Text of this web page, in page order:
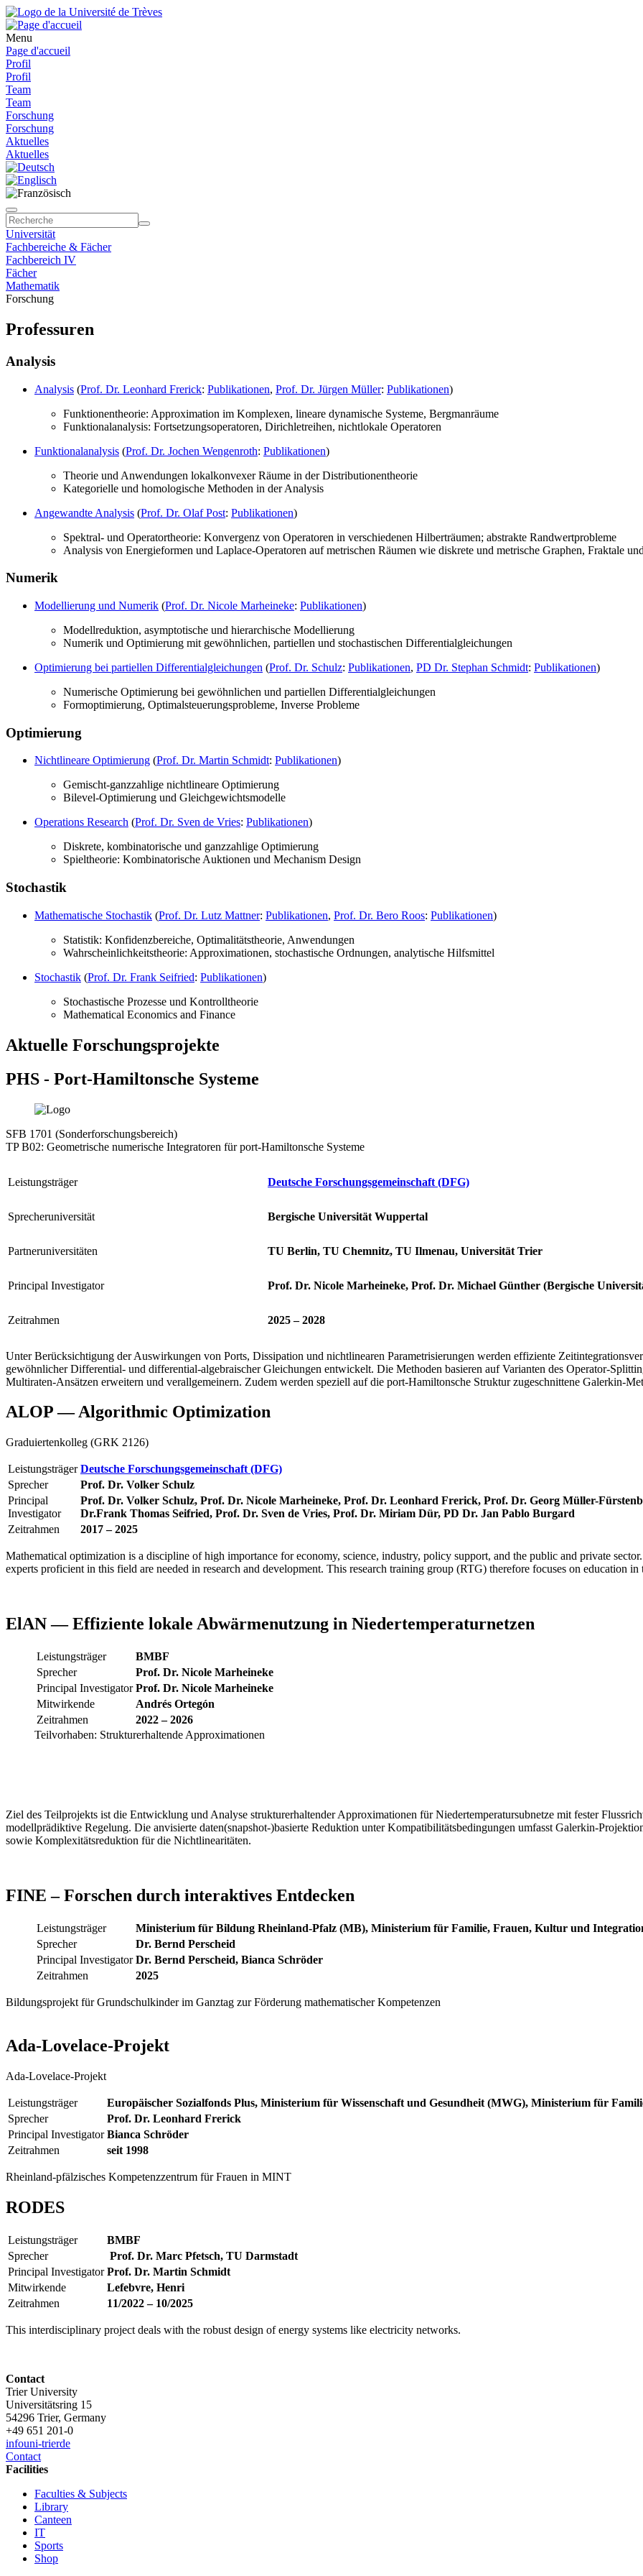
Menu
Page d'accueil
Profil
Profil
Team
Team
Forschung
Forschung
Aktuelles
Aktuelles
Universität
Fachbereiche & Fächer
Fachbereich IV
Fächer
Mathematik
Forschung
Professuren
Analysis
Analysis (Prof. Dr. Leonhard Frerick: Publikationen, Prof. Dr. Jürgen Müller: Publikationen)
Funktionentheorie: Approximation im Komplexen, lineare dynamische Systeme, Bergmanräume
Funktionalanalysis: Fortsetzungsoperatoren, Dirichletreihen, nichtlokale Operatoren
Funktionalanalysis (Prof. Dr. Jochen Wengenroth: Publikationen)
Theorie und Anwendungen lokalkonvexer Räume in der Distributionentheorie
Kategorielle und homologische Methoden in der Analysis
Angewandte Analysis (Prof. Dr. Olaf Post: Publikationen)
Spektral- und Operatortheorie: Konvergenz von Operatoren in verschiedenen Hilberträumen; abstrakte Randwertprobleme
Analysis von Energieformen und Laplace-Operatoren auf metrischen Räumen wie diskrete und metrische Graphen, Fraktale
Numerik
Modellierung und Numerik (Prof. Dr. Nicole Marheineke: Publikationen)
Modellreduktion, asymptotische und hierarchische Modellierung
Numerik und Optimierung mit gewöhnlichen, partiellen und stochastischen Differentialgleichungen
Optimierung bei partiellen Differentialgleichungen (Prof. Dr. Schulz: Publikationen, PD Dr. Stephan Schmidt: Publikationen)
Numerische Optimierung bei gewöhnlichen und partiellen Differentialgleichungen
Formoptimierung, Optimalsteuerungsprobleme, Inverse Probleme
Optimierung
Nichtlineare Optimierung (Prof. Dr. Martin Schmidt: Publikationen)
Gemischt-ganzzahlige nichtlineare Optimierung
Bilevel-Optimierung und Gleichgewichtsmodelle
Operations Research (Prof. Dr. Sven de Vries: Publikationen)
Diskrete, kombinatorische und ganzzahlige Optimierung
Spieltheorie: Kombinatorische Auktionen und Mechanism Design
Stochastik
Mathematische Stochastik (Prof. Dr. Lutz Mattner: Publikationen, Prof. Dr. Bero Roos: Publikationen)
Statistik: Konfidenzbereiche, Optimalitätstheorie, Anwendungen
Wahrscheinlichkeitstheorie: Approximationen, stochastische Ordnungen, analytische Hilfsmittel
Stochastik (Prof. Dr. Frank Seifried: Publikationen)
Stochastische Prozesse und Kontrolltheorie
Mathematical Economics and Finance
Aktuelle Forschungsprojekte
PHS - Port-Hamiltonsche Systeme
SFB 1701 (Sonderforschungsbereich)
TP B02: Geometrische numerische Integratoren für port-Hamiltonsche Systeme
Leistungsträger Deutsche Forschungsgemeinschaft (DFG)
Sprecheruniversität Bergische Universität Wuppertal
Partneruniversitäten TU Berlin, TU Chemnitz, TU Ilmenau, Universität Trier
Principal Investigator Prof. Dr. Nicole Marheineke, Prof. Dr. Michael Günther (Bergische
Zeitrahmen 2025 – 2028
Unter Berücksichtigung der Auswirkungen von Ports, Dissipation und nichtlinearen Parametrisierungen werden effiziente
gewöhnlicher Differential- und differential-algebraischer Gleichungen entwickelt. Die Methoden basieren auf Varianten des Operator-
Multiraten-Ansätzen erweitern und verallgemeinern. Zudem werden speziell auf die port-Hamiltonsche Struktur zugeschnittene Galerkin-
ALOP — Algorithmic Optimization
Graduiertenkolleg (GRK 2126)
Leistungsträger Deutsche Forschungsgemeinschaft (DFG)
Sprecher
Prof. Dr. Volker Schulz
Principal
Investigator
Prof. Dr. Volker Schulz, Prof. Dr. Nicole Marheineke, Prof. Dr. Leonhard Frerick, Prof. Dr. Georg Müller-
Dr.Frank Thomas Seifried, Prof. Dr. Sven de Vries, Prof. Dr. Miriam Dür, PD Dr. Jan Pablo Burgard
Zeitrahmen
2017 – 2025
Mathematical optimization is a discipline of high importance for economy, science, industry, policy support, and the public and private
experts proficient in this field are needed in research and development. This research training group (RTG) therefore focuses on education
ElAN — Effiziente lokale Abwärmenutzung in Niedertemperaturnetzen
Leistungsträger
BMBF
Sprecher
Prof. Dr. Nicole Marheineke
Principal Investigator Prof. Dr. Nicole Marheineke
Mitwirkende
Andrés Ortegón
Zeitrahmen
2022 – 2026
Teilvorhaben: Strukturerhaltende Approximationen
Ziel des Teilprojekts ist die Entwicklung und Analyse strukturerhaltender Approximationen für Niedertemperatursubnetze mit fester
modellprädiktive Regelung. Die anvisierte daten(snapshot-)basierte Reduktion unter Kompatibilitätsbedingungen umfasst Galerkin-
sowie Komplexitätsreduktion für die Nichtlinearitäten.
FINE – Forschen durch interaktives Entdecken
Leistungsträger
Ministerium für Bildung Rheinland-Pfalz (MB), Ministerium für Familie, Frauen, Kultur und
Sprecher
Dr. Bernd Perscheid
Principal Investigator Dr. Bernd Perscheid, Bianca Schröder
Zeitrahmen
2025
Bildungsprojekt für Grundschulkinder im Ganztag zur Förderung mathematischer Kompetenzen
Ada-Lovelace-Projekt
Ada-Lovelace-Projekt
Leistungsträger
Europäischer Sozialfonds Plus, Ministerium für Wissenschaft und Gesundheit (MWG), Ministerium für
Sprecher
Prof. Dr. Leonhard Frerick
Principal Investigator Bianca Schröder
Zeitrahmen
seit 1998
Rheinland-pfälzisches Kompetenzzentrum für Frauen in MINT
RODES
Leistungsträger
BMBF
Sprecher
Prof. Dr. Marc Pfetsch, TU Darmstadt
Principal Investigator Prof. Dr. Martin Schmidt
Mitwirkende
Lefebvre, Henri
Zeitrahmen
11/2022 – 10/2025
This interdisciplinary project deals with the robust design of energy systems like electricity networks.
Contact
Trier University
Universitätsring 15
54296 Trier, Germany
+49 651 201-0
infouni-trierde
Contact
Facilities
Faculties & Subjects
Library
Canteen
IT
Sports
Shop